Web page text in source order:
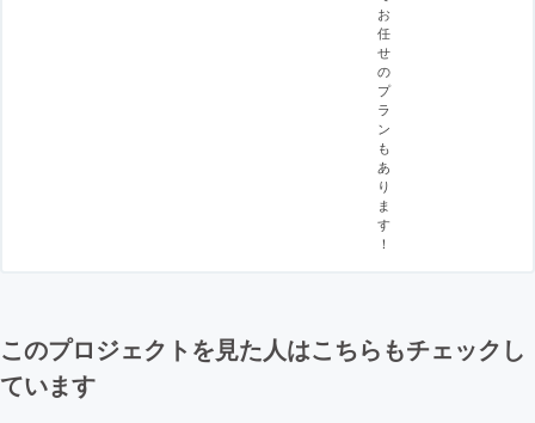
お
任
せ
の
プ
ラ
ン
も
あ
り
ま
す
！
このプロジェクトを見た人はこちらもチェックし
ています